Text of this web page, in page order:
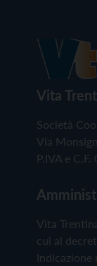
Vita
Società
Via
P.IVA e
Vita
cui al
Indicazione